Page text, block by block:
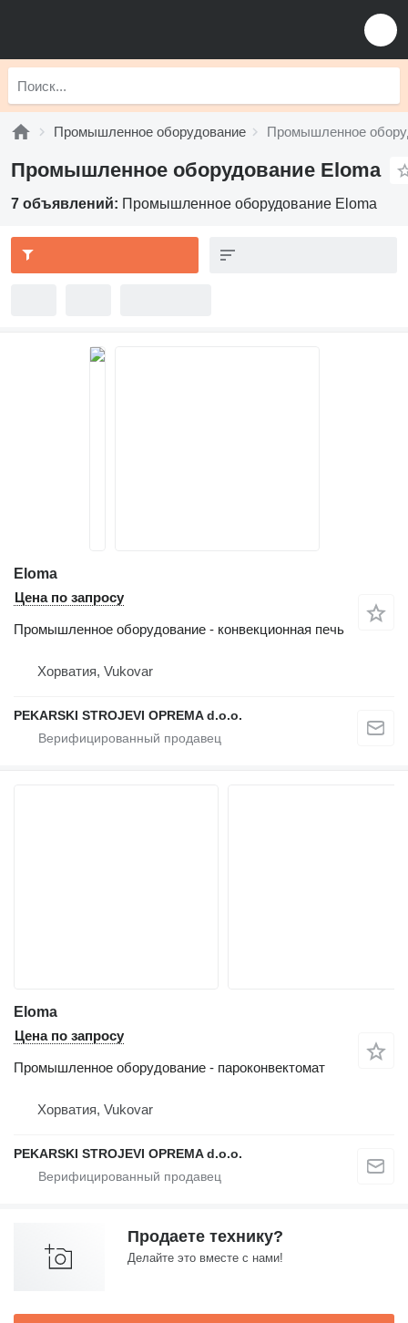
Промышленное оборудование Промышленное
Промышленное оборудование Eloma
7 объявлений: Промышленное оборудование Eloma
Eloma
Цена по запросу
Промышленное оборудование - конвекционная печь
Хорватия, Vukovar
PEKARSKI STROJEVI OPREMA d.o.o.
Eloma
Цена по запросу
Промышленное оборудование - пароконвектомат
Хорватия, Vukovar
PEKARSKI STROJEVI OPREMA d.o.o.
Продаете технику?
Делайте это вместе с нами!